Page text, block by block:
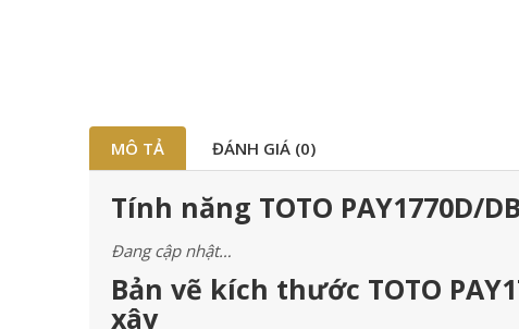
MÔ TẢ ĐÁNH GIÁ (0)
Tính năng TOTO PAY1770D/
Đang cập nhật…
Bản vẽ kích thước TOTO
xây